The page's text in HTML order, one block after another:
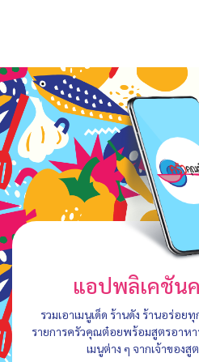
แอปพลิเคชัน
รวมเอาเมนูเด็ด ร้านดัง ร้านอร่อ
รายการครัวคุณต๋อยพร้อมสูตรอาหา
เมนูต่าง ๆ จากเจ้าของ